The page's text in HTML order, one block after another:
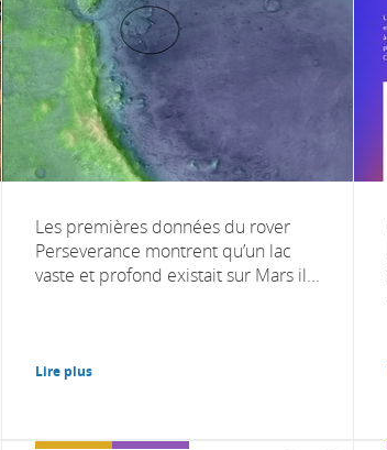
Les premières données du rover
Perseverance montrent qu’un lac
vaste et profond existait sur Mars il...
Lire plus